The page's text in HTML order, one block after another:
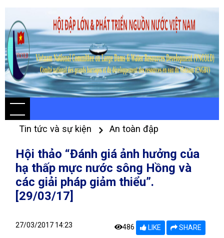
Tin tức và sự kiện An toàn đập
Hội thảo “Đánh giá ảnh hưởng của
hạ thấp mực nước sông Hồng và
các giải pháp giảm thiểu”.
[29/03/17]
27/03/2017 14:23 486 LIKE SHARE